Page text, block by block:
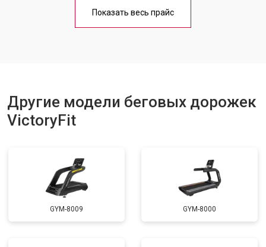
Замена блока питания от 1000 ₽
Показать весь прайс
Другие модели беговых дорожек
VictoryFit
GYM-8009 GYM-8000